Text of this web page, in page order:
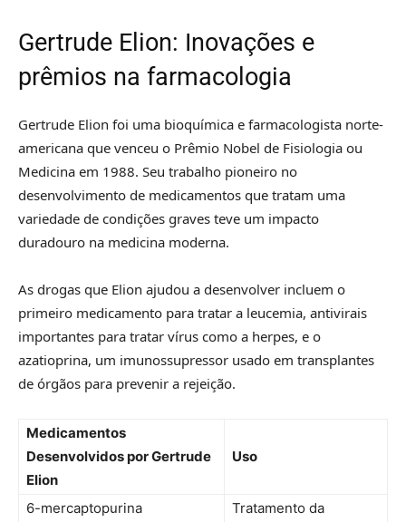
Gertrude Elion: Inovações e
prêmios na farmacologia
Gertrude Elion foi uma bioquímica e farmacologista norte-
americana que venceu o Prêmio Nobel de Fisiologia ou
Medicina em 1988. Seu trabalho pioneiro no
desenvolvimento de medicamentos que tratam uma
variedade de condições graves teve um impacto
duradouro na medicina moderna.
As drogas que Elion ajudou a desenvolver incluem o
primeiro medicamento para tratar a leucemia, antivirais
importantes para tratar vírus como a herpes, e o
azatioprina, um imunossupressor usado em transplantes
de órgãos para prevenir a rejeição.
Medicamentos
Desenvolvidos por Gertrude
Elion
Uso
6-mercaptopurina
Tratamento da